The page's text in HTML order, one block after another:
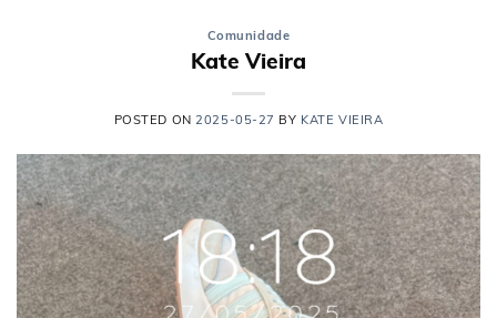
Comunidade
Kate Vieira
POSTED ON 2025-05-27 BY KATE VIEIRA